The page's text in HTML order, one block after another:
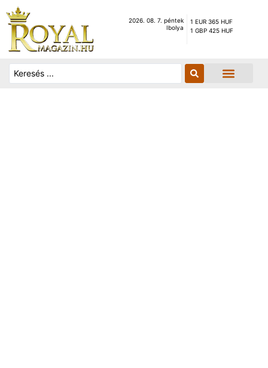
2026. 08. 7. péntek
Ibolya
1 EUR 365 HUF
1 GBP 425 HUF